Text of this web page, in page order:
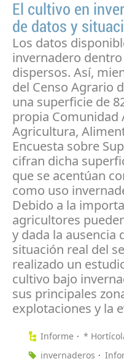
El cultivo en
de datos y
Los datos
invernadero
dispersos. Así,
del Censo Agrario
una superficie de
propia Comunidad
Agricultura,
Encuesta sobre
cifran dicha
que se acentúan
como uso
Debido a la
agricultores
y dada la ausencia
situación real del
realizado un
cultivo bajo
sus principales
explotaciones y la
Informe
*
invernaderos